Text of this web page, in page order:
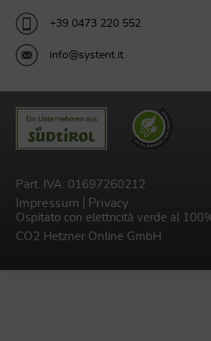
+39 0473 220 552
info@systent.it
Part. IVA: 01697260212
Impressum Privacy
Ospitato con elettricità verde al
CO2 Hetzner Online GmbH